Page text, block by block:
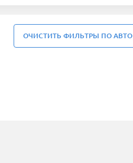
ОЧИСТИТЬ ФИЛЬТРЫ ПО АВТО